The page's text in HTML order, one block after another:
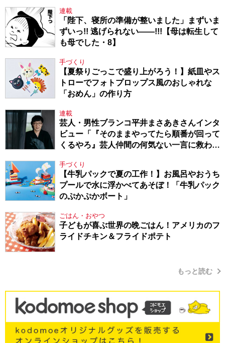
連載
「陛下、寝所の準備が整いました」まずいま
ずいっ!! 逃げられない――!!!【母は転生して
も母でした・8】
手づくり
【夏祭りごっこで盛り上がろう！】紙皿やス
トローでフォトプロップス風のおしゃれな
「おめん」の作り方
連載
芸人・男性ブランコ平井まさあきさんインタ
ビュー「『そのままやってたら順番が回って
くるやろ』芸人仲間の何気ない一言に救われ
手づくり
【牛乳パックで夏の工作！】お風呂やおうち
プールで水に浮かべてあそぼ！「牛乳パック
のぷかぷかボート」
ごはん・おやつ
子どもが喜ぶ世界の晩ごはん！アメリカのフ
ライドチキン＆フライドポテト
もっと読む